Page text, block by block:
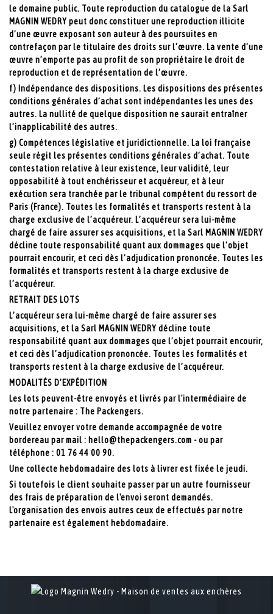
le domaine public. Toute reproduction du catalogue de la Sarl
MAGNIN WEDRY peut donc constituer une reproduction illicite
d’une œuvre exposant son auteur à des poursuites en
contrefaçon par le titulaire des droits sur l’œuvre. La vente d’une
œuvre n’emporte pas au profit de son propriétaire le droit de
reproduction et de représentation de l’œuvre.
f) Indépendance des dispositions. Les dispositions des présentes
conditions générales d’achat sont indépendantes les unes des
autres. La nullité de quelque disposition ne saurait entraîner
l’inapplicabilité des autres.
g) Compétences législative et juridictionnelle. La loi française
seule régit les présentes conditions générales d’achat. Toute
contestation relative à leur existence, leur validité, leur
opposabilité à tout enchérisseur et acquéreur, et à leur
exécution sera tranchée par le tribunal compétent du ressort de
Paris (France). Toutes les formalités et transports restent à la
charge exclusive de l’acquéreur. L’acquéreur sera lui-même
chargé de faire assurer ses acquisitions, et la Sarl MAGNIN WEDRY
décline toute responsabilité quant aux dommages que l’objet
pourrait encourir, et ceci dès l’adjudication prononcée. Toutes les
formalités et transports restent à la charge exclusive de
l’acquéreur.
RETRAIT DES LOTS
L’acquéreur sera lui-même chargé de faire assurer ses
acquisitions, et la Sarl MAGNIN WEDRY décline toute
responsabilité quant aux dommages que l’objet pourrait encourir,
et ceci dès l’adjudication prononcée. Toutes les formalités et
transports restent à la charge exclusive de l’acquéreur.
MODALITÉS D’EXPÉDITION
Les lots peuvent-être envoyés et livrés par l'intermédiaire de
notre partenaire : The Packengers.
Veuillez envoyer votre demande accompagnée de votre
bordereau par mail : hello@thepackengers.com - ou par
téléphone : 01 76 44 00 90.
Une collecte hebdomadaire des lots à livrer est fixée le jeudi.
Si toutefois le client souhaite passer par un autre fournisseur
des frais de préparation de l'envoi seront demandés.
L'organisation des envois autres ceux de effectués par notre
partenaire est également hebdomadaire.